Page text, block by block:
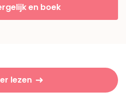
en boek
lezen